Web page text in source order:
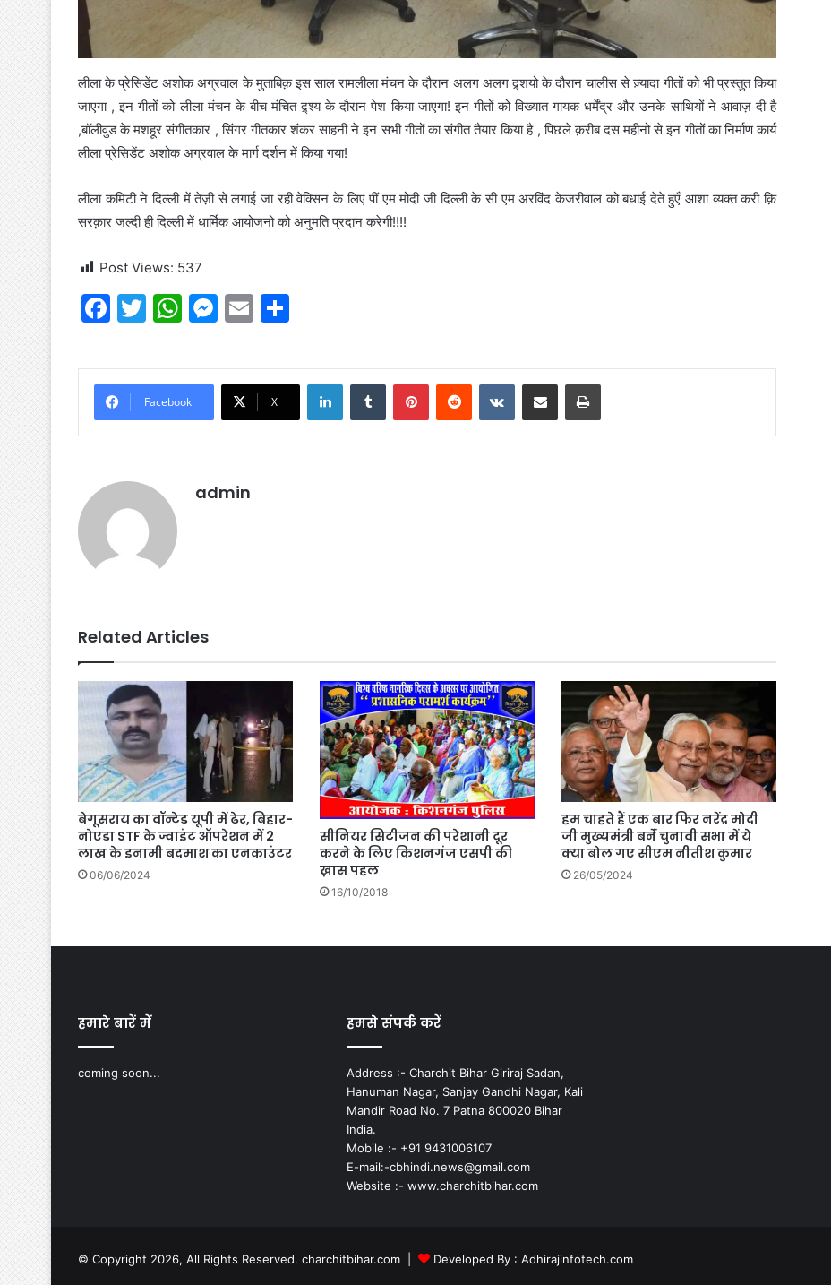
लीला के प्रेसिडेंट अशोक अग्रवाल के मुताबिक़ इस साल रामलीला मंचन के दौरान अलग अलग द्र्शयो के दौरान चालीस से ज़्यादा गीतों को भी प्रस्तुत किया
जाएगा , इन गीतों को लीला मंचन के बीच मंचित द्र्श्य के दौरान पेश किया जाएगा! इन गीतों को विख्यात गायक धर्मेंद्र और उनके साथियों ने आवाज़ दी है
,बॉलीवुड के मशहूर संगीतकार , सिंगर गीतकार शंकर साहनी ने इन सभी गीतों का संगीत तैयार किया है , पिछले क़रीब दस महीनो से इन गीतों का निर्माण कार्य
लीला प्रेसिडेंट अशोक अग्रवाल के मार्ग दर्शन में किया गया!
लीला कमिटी ने दिल्ली में तेज़ी से लगाई जा रही वेक्सिन के लिए पीं एम मोदी जी दिल्ली के सी एम अरविंद केजरीवाल को बधाई देते हुएँ आशा व्यक्त करी क़ि
सरक़ार जल्दी ही दिल्ली में धार्मिक आयोजनो को अनुमति प्रदान करेगी!!!!
Post Views: 537
F
c
e
b
o
k
T
itt
er
W
at
s
A
p
M
s
s
e
g
er
E
ai
l
ar
e
Facebook X
LinkedInTumblr PinterestReddit VKontakteShare via Email Print
admin
Related Articles
बेगूसराय का वॉन्टेड यूपी में ढेर, बिहार-
नोएडा STF के ज्वाइंट ऑपरेशन में 2
लाख के इनामी बदमाश का एनकाउंटर
06/06/2024
सीनियर सिटीजन की परेशानी दूर
करने के लिए किशनगंज एसपी की
ख़ास पहल
16/10/2018
हम चाहते हैं एक बार फिर नरेंद्र मोदी
जी मुख्यमंत्री बनेंं चुनावी सभा में ये
क्या बोल गए सीएम नीतीश कुमार
26/05/2024
हमारे बारें में
coming soon...
हमसे संपर्क करें
Address :- Charchit Bihar Giriraj Sadan,
Hanuman Nagar, Sanjay Gandhi Nagar, Kali
Mandir Road No. 7 Patna 800020 Bihar
India.
Mobile :- +91 9431006107
E-mail:-cbhindi.news@gmail.com
Website :- www.charchitbihar.com
© Copyright 2026, All Rights Reserved. charchitbihar.com | Developed By : Adhirajinfotech.com